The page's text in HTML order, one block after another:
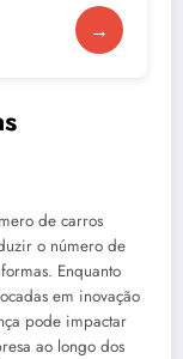
→
de carros
o número de
Enquanto
em inovação
pode impactar
ao longo dos